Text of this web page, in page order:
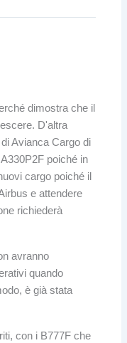
dimostra che il
D'altra
Avianca Cargo di
poiché in
cargo poiché il
e attendere
richiederà
avranno
quando
è già stata
con i B777F che